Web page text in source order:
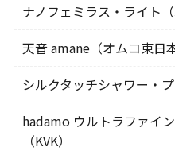
ナノフェミラス・ライト（
天音 amane（オムコ東日本
シルクタッチシャワー・
hadamo ウルトラファイ
（KVK）